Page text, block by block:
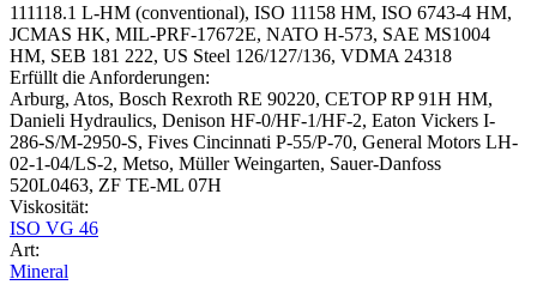
111118.1 L-HM (conventional), ISO 11158 HM, ISO 6743-4 HM,
JCMAS HK, MIL-PRF-17672E, NATO H-573, SAE MS1004
HM, SEB 181 222, US Steel 126/127/136, VDMA 24318
Erfüllt die Anforderungen:
Arburg, Atos, Bosch Rexroth RE 90220, CETOP RP 91H HM,
Danieli Hydraulics, Denison HF-0/HF-1/HF-2, Eaton Vickers I-
286-S/M-2950-S, Fives Cincinnati P-55/P-70, General Motors LH-
02-1-04/LS-2, Metso, Müller Weingarten, Sauer-Danfoss
520L0463, ZF TE-ML 07H
Viskosität:
ISO VG 46
Art:
Mineral